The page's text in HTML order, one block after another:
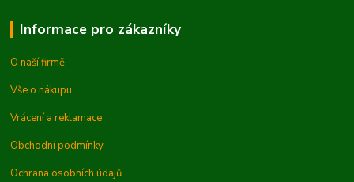
Informace pro zákazníky
O naší firmě
Vše o nákupu
Vrácení a reklamace
Obchodní podmínky
Ochrana osobních údajů